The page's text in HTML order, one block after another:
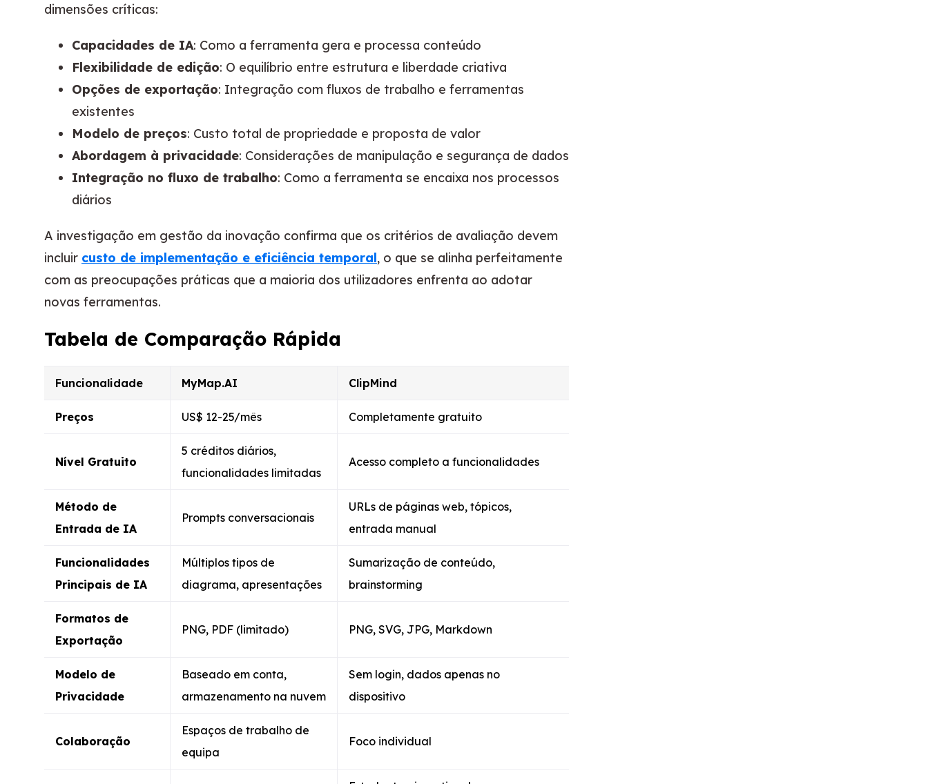
dimensões críticas:
Capacidades de IA: Como a ferramenta gera e processa conteúdo
Flexibilidade de edição: O equilíbrio entre estrutura e liberdade criativa
Opções de exportação: Integração com fluxos de trabalho e ferramentas
existentes
Modelo de preços: Custo total de propriedade e proposta de valor
Abordagem à privacidade: Considerações de manipulação e segurança de dados
Integração no fluxo de trabalho: Como a ferramenta se encaixa nos processos
diários
A investigação em gestão da inovação confirma que os critérios de avaliação devem
incluir custo de implementação e eficiência temporal, o que se alinha perfeitamente
com as preocupações práticas que a maioria dos utilizadores enfrenta ao adotar
novas ferramentas.
Tabela de Comparação Rápida
Funcionalidade MyMap.AI ClipMind
Preços US$ 12-25/mês Completamente gratuito
Nível Gratuito
5 créditos diários,
funcionalidades limitadas
Acesso completo a funcionalidades
Método de
Entrada de IA
Prompts conversacionais
URLs de páginas web, tópicos,
entrada manual
Funcionalidades
Principais de IA
Múltiplos tipos de
diagrama, apresentações
Sumarização de conteúdo,
brainstorming
Formatos de
Exportação
PNG, PDF (limitado) PNG, SVG, JPG, Markdown
Modelo de
Privacidade
Baseado em conta,
armazenamento na nuvem
Sem login, dados apenas no
dispositivo
Colaboração
Espaços de trabalho de
equipa
Foco individual